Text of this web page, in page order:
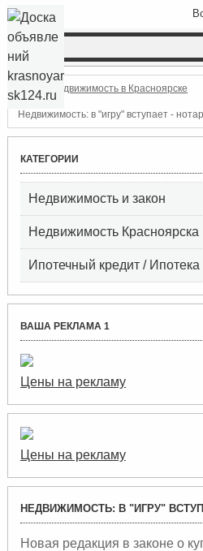
Недвижимость в Красноярске
Недвижимость: в "игру" вступает -
КАТЕГОРИИ
Недвижимость и закон
Недвижимость Красноярска
Ипотечный кредит / Ипотека
ВАША РЕКЛАМА 1
Цены на рекламу
Цены на рекламу
НЕДВИЖИМОСТЬ: В "ИГРУ"
Новая редакция в законе о